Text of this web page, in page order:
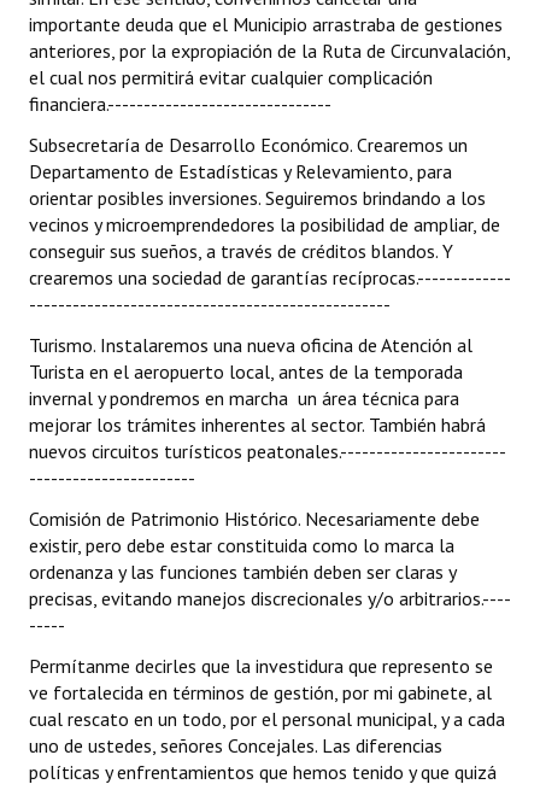
importante deuda que el Municipio arrastraba de gestiones
anteriores, por la expropiación de la Ruta de Circunvalación,
el cual nos permitirá evitar cualquier complicación
financiera.-------------------------------
Subsecretaría de Desarrollo Económico. Crearemos un
Departamento de Estadísticas y Relevamiento, para
orientar posibles inversiones. Seguiremos brindando a los
vecinos y microemprendedores la posibilidad de ampliar, de
conseguir sus sueños, a través de créditos blandos. Y
crearemos una sociedad de garantías recíprocas.-------------
--------------------------------------------------
Turismo. Instalaremos una nueva oficina de Atención al
Turista en el aeropuerto local, antes de la temporada
invernal y pondremos en marcha un área técnica para
mejorar los trámites inherentes al sector. También habrá
nuevos circuitos turísticos peatonales.-----------------------
-----------------------
Comisión de Patrimonio Histórico. Necesariamente debe
existir, pero debe estar constituida como lo marca la
ordenanza y las funciones también deben ser claras y
precisas, evitando manejos discrecionales y/o arbitrarios.----
-----
Permítanme decirles que la investidura que represento se
ve fortalecida en términos de gestión, por mi gabinete, al
cual rescato en un todo, por el personal municipal, y a cada
uno de ustedes, señores Concejales. Las diferencias
políticas y enfrentamientos que hemos tenido y que quizá